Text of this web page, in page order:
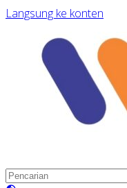
Langsung ke konten